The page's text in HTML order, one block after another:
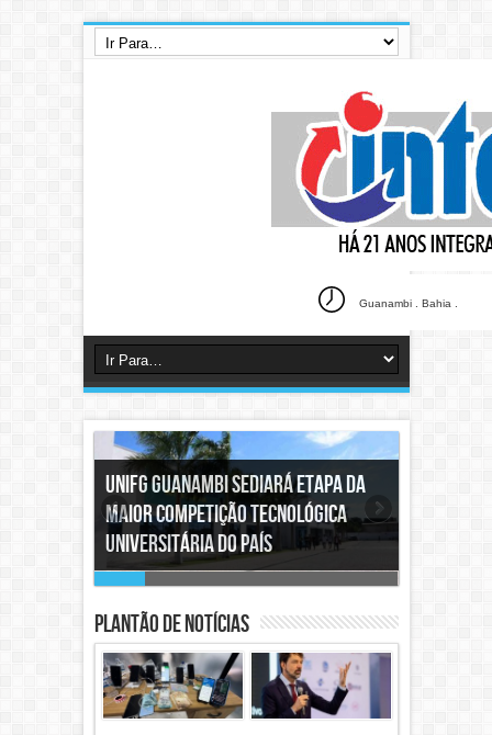
Guanambi . Bahia .
Avaliação Nacional de Vinhos:
evento acontece 17 outubro e
venda de ingressos abre dia 11/8
Plantão de Notícias